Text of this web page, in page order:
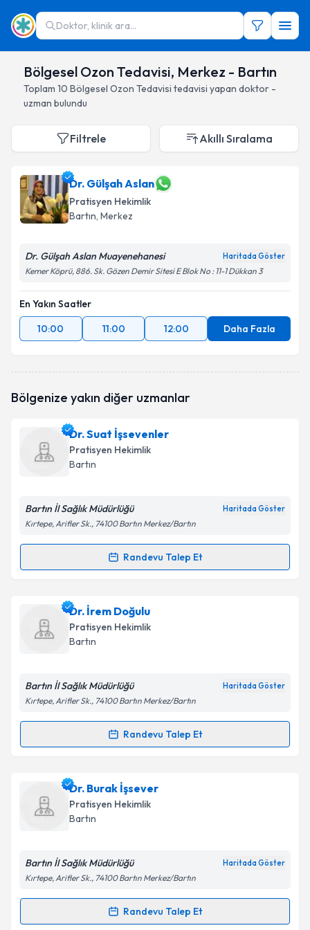
Doktor, klinik ara...
Bölgesel Ozon Tedavisi, Merkez - Bartın
Toplam 10 Bölgesel Ozon Tedavisi tedavisi yapan doktor -
uzman bulundu
Filtrele Akıllı Sıralama
Dr. Gülşah Aslan
Pratisyen Hekimlik
Bartın, Merkez
Dr. Gülşah Aslan Muayenehanesi Haritada Göster
Kemer Köprü, 886. Sk. Gözen Demir Sitesi E Blok No : 11-1 Dükkan 3
En Yakın Saatler
10:00
11:00 12:00 Daha Fazla
Bölgenize yakın diğer uzmanlar
Dr. Suat İşsevenler
Pratisyen Hekimlik
Bartın
Bartın İl Sağlık Müdürlüğü Haritada Göster
Kırtepe, Arifler Sk., 74100 Bartın Merkez/Bartın
Randevu Talep Et
Randevu Takvimi Talebi
Dr. Suat İşsevenleriçin randevu takvimi talebi
oluşturun. Size bu uzmandan randevu almanız için bir
takvim hazırlandığında e-posta ile bilgilendireceğiz.
Kişisel verilerimin işlenmesine ilişkin
Metni'ni okudum ve kişisel verilerimin belirtilen
Takvim Talebini Gönder
Dr. İrem Doğulu
Pratisyen Hekimlik
Bartın
Bartın İl Sağlık Müdürlüğü Haritada Göster
Kırtepe, Arifler Sk., 74100 Bartın Merkez/Bartın
Randevu Talep Et
Randevu Takvimi Talebi
Dr. İrem Doğuluiçin randevu takvimi talebi oluşturun.
Size bu uzmandan randevu almanız için bir takvim
hazırlandığında e-posta ile bilgilendireceğiz.
Kişisel verilerimin işlenmesine ilişkin
Metni'ni okudum ve kişisel verilerimin belirtilen
Dr. Burak İşsever
Pratisyen Hekimlik
Bartın
Bartın İl Sağlık Müdürlüğü Haritada Göster
Kırtepe, Arifler Sk., 74100 Bartın Merkez/Bartın
Randevu Talep Et
Randevu Takvimi Talebi